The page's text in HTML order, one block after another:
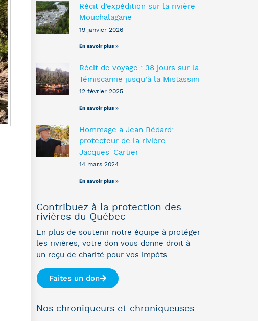
Récit d’expédition sur la rivière
Mouchalagane
19 janvier 2026
En savoir plus »
Récit de voyage : 38 jours sur la
Témiscamie jusqu’à la Mistassini
12 février 2025
En savoir plus »
Hommage à Jean Bédard:
protecteur de la rivière
Jacques-Cartier
14 mars 2024
En savoir plus »
Contribuez à la protection des
rivières du Québec
En plus de soutenir notre équipe à protéger
les rivières, votre don vous donne droit à
un reçu de charité pour vos impôts.
Faites un don
Nos chroniqueurs et chroniqueuses